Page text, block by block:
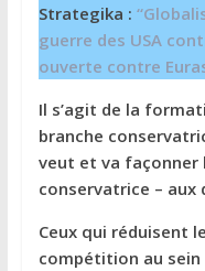
Strategika :
guerre des USA
ouverte contre
Il s’agit de la
branche
veut et va façonner
conservatrice – aux
Ceux qui réduisent
compétition au